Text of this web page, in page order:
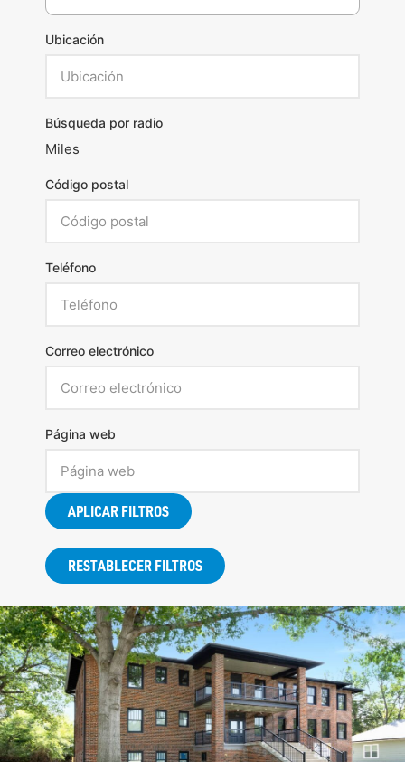
Ubicación
Búsqueda por radio
Miles
Código postal
Teléfono
Correo electrónico
Página web
APLICAR FILTROS
RESTABLECER FILTROS